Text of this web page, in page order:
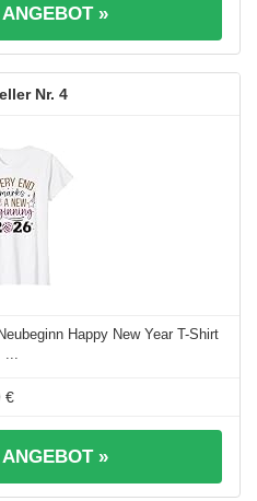
»
4
Happy New Year T-Shirt
€
»